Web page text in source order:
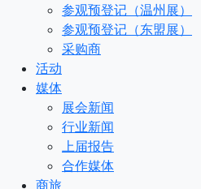
参观预登记（温州展）
参观预登记（东盟展）
采购商
活动
媒体
展会新闻
行业新闻
上届报告
合作媒体
商旅